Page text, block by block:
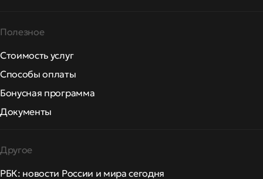
Полезное
Стоимость услуг
Способы оплаты
Бонусная программа
Документы
Другое
РБК: новости России и мира сегодня